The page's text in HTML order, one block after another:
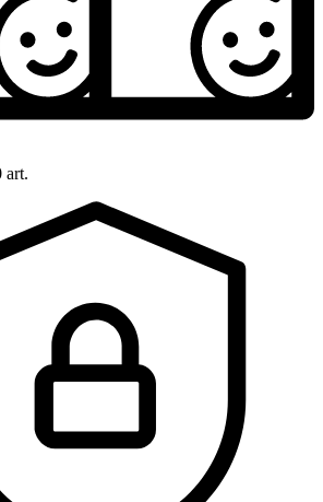
art.